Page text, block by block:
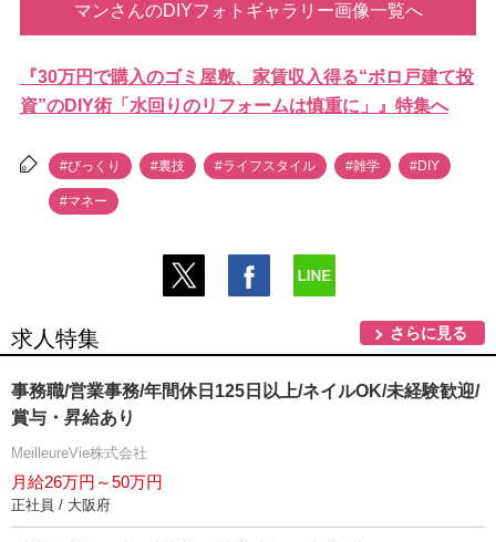
マンさんのDIYフォトギャラリー画像一覧へ
『30万円で購入のゴミ屋敷、家賃収入得る“ボロ戸建て投
資”のDIY術「水回りのリフォームは慎重に」』特集へ
#びっくり #裏技 #ライフスタイル #雑学 #DIY
#マネー
求人特集 さらに見る
事務職/営業事務/年間休日125日以上/ネイルOK/未経験歓迎/
賞与・昇給あり
MeilleureVie株式会社
月給26万円～50万円
正社員 / 大阪府